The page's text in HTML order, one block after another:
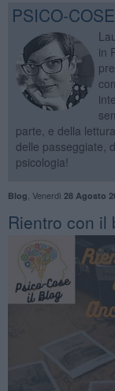
PSICO-
in
parte, e della
delle passeggiate,
psicologia!
Blog Venerdì 28 Agosto
​Rientro con il